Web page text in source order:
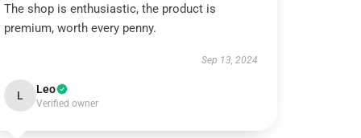
The shop is enthusiastic, the product is
premium, worth every penny.
Sep 13, 2024
L Leo
Verified owner